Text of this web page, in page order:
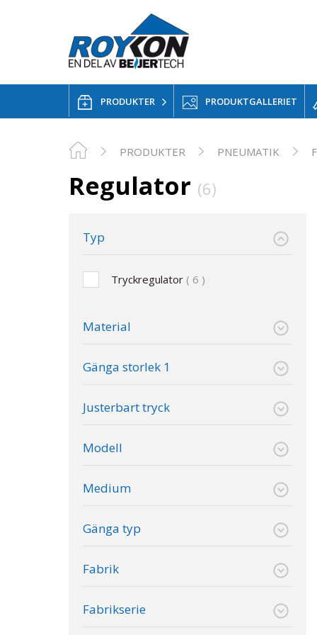
PRODUKTER PRODUKTGALLERIET
PRODUKTER PNEUMATIK
Regulator (6)
Typ
Tryckregulator 6
Material
Gänga storlek 1
Justerbart tryck
Modell
Medium
Gänga typ
Fabrik
Fabrikserie